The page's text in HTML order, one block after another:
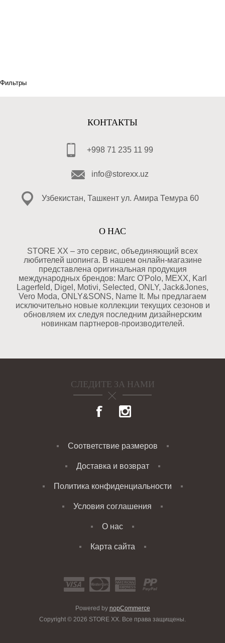
Фильтры
КОНТАКТЫ
+998 71 235 11 99
info@storexx.uz
Узбекистан, Ташкент ул. Амира Темура 60
О НАС
STORE XX – это сервис, объединяющий всех
любителей шопинга. В нашем онлайн-магазине
представлена оригинальная продукция
международных брендов: Marc O'Polo, MEXX, Karl
Lagerfeld, Digel, Motivi, Selected, ONLY, Jack&Jones,
Vero Moda, ONLY&SONS, Name It. Мы предлагаем
исключительно новые коллекции текущих сезонов и
обновляем их следуя последним дизайнерским
новинкам партнеров-производителей.
СЛЕДИТЕ ЗА НАМИ
Соответствие размеров
Доставка и возврат
Политика конфиденциальности
Условия соглашения
О нас
Карта сайта
Powered by nopCommerce
Copyright © 2026 STORE XX. Все права защищены.